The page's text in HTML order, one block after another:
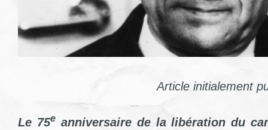
Article initialement
Le 75eanniversaire de la libération du